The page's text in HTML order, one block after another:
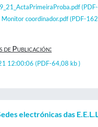
Monitor coordinador.pdf(PDF-
de Publicación:
12:00:06 (PDF-64,08 kb )
electrónicas das